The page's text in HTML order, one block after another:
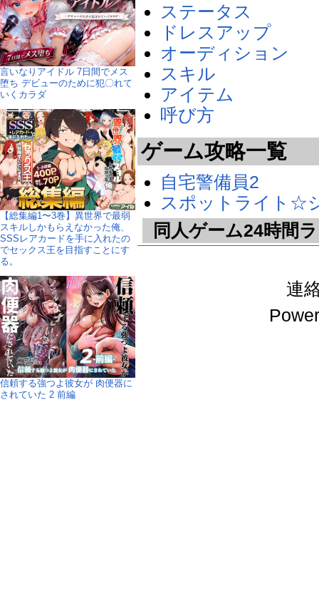
ステータス
ドレスアップ
オーディション
スキル
アイテム
呼び方
ゲーム攻略一覧
自宅警備員2
スポットライト☆
同人ゲーム24時間
連
言いなりアイドル 7日間でメス
堕ち デビューのために犯〇れて
いくカラダ
【総集編1〜3巻】異世界で最弱
スキルしかもらえなかった俺、
SSSレアカードを手に入れたの
でセックス王を目指すことにす
る。
信頼する強つよ彼女が 肉便器に
されていた 2 前編